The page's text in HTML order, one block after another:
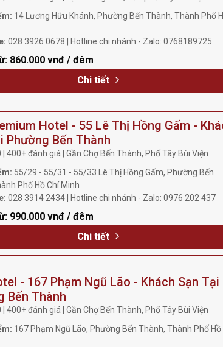
14 Lương Hữu Khánh, Phường Bến Thành, Thành Phố
028 3926 0678 | Hotline chi nhánh - Zalo: 0768189725
860.000 vnđ / đêm
Chi tiết
Hotel - 55 Lê Thị Hồng Gấm -
Phường Bến Thành
400+ đánh giá | Gần Chợ Bến Thành, Phố Tây Bùi Viện
55/29 - 55/31 - 55/33 Lê Thị Hồng Gấm, Phường Bến
Phố Hồ Chí Minh
028 3914 2434 | Hotline chi nhánh - Zalo: 0976 202 437
990.000 vnđ / đêm
Chi tiết
- 167 Phạm Ngũ Lão - Khách Sạn Tại
Bến Thành
400+ đánh giá | Gần Chợ Bến Thành, Phố Tây Bùi Viện
167 Phạm Ngũ Lão, Phường Bến Thành, Thành Phố Hồ